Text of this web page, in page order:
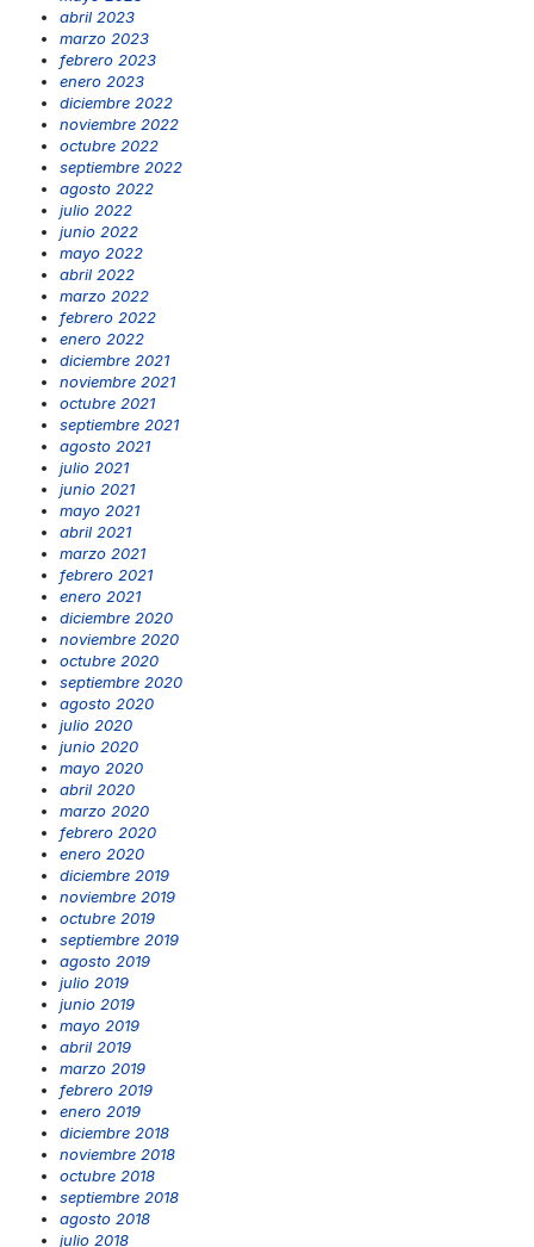
abril 2023
marzo 2023
febrero 2023
enero 2023
diciembre 2022
noviembre 2022
octubre 2022
septiembre 2022
agosto 2022
julio 2022
junio 2022
mayo 2022
abril 2022
marzo 2022
febrero 2022
enero 2022
diciembre 2021
noviembre 2021
octubre 2021
septiembre 2021
agosto 2021
julio 2021
junio 2021
mayo 2021
abril 2021
marzo 2021
febrero 2021
enero 2021
diciembre 2020
noviembre 2020
octubre 2020
septiembre 2020
agosto 2020
julio 2020
junio 2020
mayo 2020
abril 2020
marzo 2020
febrero 2020
enero 2020
diciembre 2019
noviembre 2019
octubre 2019
septiembre 2019
agosto 2019
julio 2019
junio 2019
mayo 2019
abril 2019
marzo 2019
febrero 2019
enero 2019
diciembre 2018
noviembre 2018
octubre 2018
septiembre 2018
agosto 2018
julio 2018